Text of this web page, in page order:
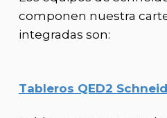
componen nuestra
integradas son:
Tableros QED2